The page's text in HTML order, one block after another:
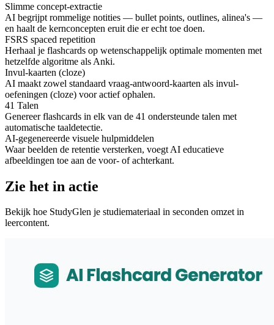
Slimme concept-extractie
AI begrijpt rommelige notities — bullet points, outlines, alinea's —
en haalt de kernconcepten eruit die er echt toe doen.
FSRS spaced repetition
Herhaal je flashcards op wetenschappelijk optimale momenten met
hetzelfde algoritme als Anki.
Invul-kaarten (cloze)
AI maakt zowel standaard vraag-antwoord-kaarten als invul-
oefeningen (cloze) voor actief ophalen.
41 Talen
Genereer flashcards in elk van de 41 ondersteunde talen met
automatische taaldetectie.
AI-gegenereerde visuele hulpmiddelen
Waar beelden de retentie versterken, voegt AI educatieve
afbeeldingen toe aan de voor- of achterkant.
Zie het in actie
Bekijk hoe StudyGlen je studiemateriaal in seconden omzet in
leercontent.